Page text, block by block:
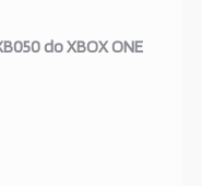
do XBOX ONE